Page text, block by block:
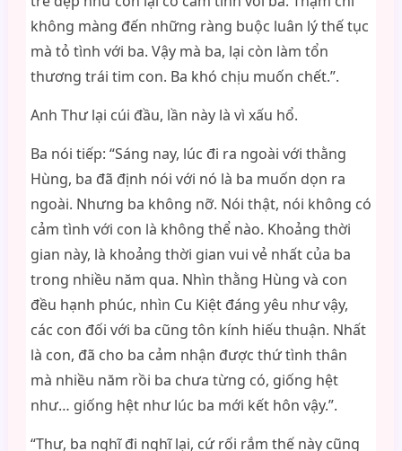
không màng đến những ràng buộc luân lý thế tục
mà tỏ tình với ba. Vậy mà ba, lại còn làm tổn
thương trái tim con. Ba khó chịu muốn chết.”.
Anh Thư lại cúi đầu, lần này là vì xấu hổ.
Ba nói tiếp: “Sáng nay, lúc đi ra ngoài với thằng
Hùng, ba đã định nói với nó là ba muốn dọn ra
ngoài. Nhưng ba không nỡ. Nói thật, nói không có
cảm tình với con là không thể nào. Khoảng thời
gian này, là khoảng thời gian vui vẻ nhất của ba
trong nhiều năm qua. Nhìn thằng Hùng và con
đều hạnh phúc, nhìn Cu Kiệt đáng yêu như vậy,
các con đối với ba cũng tôn kính hiếu thuận. Nhất
là con, đã cho ba cảm nhận được thứ tình thân
mà nhiều năm rồi ba chưa từng có, giống hệt
như… giống hệt như lúc ba mới kết hôn vậy.”.
“Thư, ba nghĩ đi nghĩ lại, cứ rối rắm thế này cũng